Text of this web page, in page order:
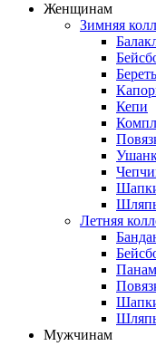
Женщинам
Зимняя
Кепи
Летняя
Мужчинам